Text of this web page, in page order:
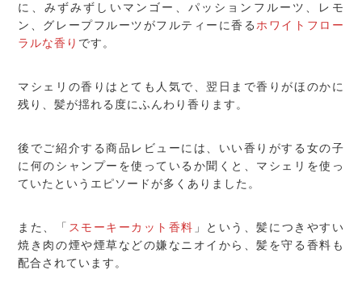
に、みずみずしいマンゴー、パッションフルーツ、レモ
ン、グレープフルーツがフルティーに香るホワイトフロー
ラルな香り です。
マシェリの香りはとても人気で、翌日まで香りがほのかに
残り、髪が揺れる度にふんわり香ります。
後でご紹介する商品レビューには、いい香りがする女の子
に何のシャンプーを使っているか聞くと、マシェリを使っ
ていたというエピソードが多くありました。
また、「 スモーキーカット香料 」という、髪につきやすい
焼き肉の煙や煙草などの嫌なニオイから、髪を守る香料も
配合されています。